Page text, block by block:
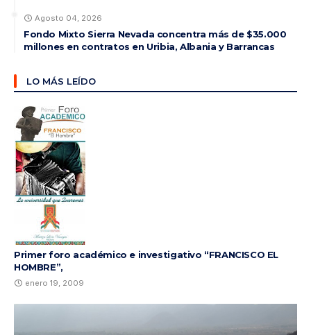
Agosto 04, 2026
Fondo Mixto Sierra Nevada concentra más de $35.000
millones en contratos en Uribia, Albania y Barrancas
LO MÁS LEÍDO
Primer foro académico e investigativo “FRANCISCO EL
HOMBRE”,
enero 19, 2009